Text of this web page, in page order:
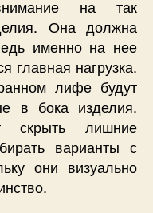
на так
Она должна
именно на нее
главная нагрузка.
лифе будут
в бока изделия.
скрыть лишние
варианты с
они визуально